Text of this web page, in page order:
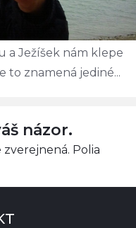
a Ježíšek nám klepe
to znamená jediné...
názor.
zverejnená. Polia